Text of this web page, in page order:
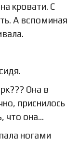
кровати. С
А вспоминая
Она в
приснилось
что она…
ногами